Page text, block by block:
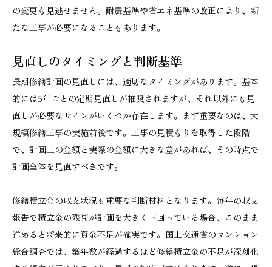
の変更も見逃せません。耐震基準や省エネ基準の改正により、新
たな工事が必要になることもあります。
見直しのタイミングと判断基準
長期修繕計画の見直しには、適切なタイミングがあります。基本
的には5年ごとの定期見直しが推奨されますが、それ以外にも見
直しが必要なサインがいくつか存在します。まず重要なのは、大
規模修繕工事の実施前後です。工事の見積もりを取得した段階
で、計画上の金額と実際の金額に大きな差があれば、その時点で
計画全体を見直すべきです。
修繕積立金の収支状況も重要な判断材料となります。毎年の収支
報告で積立金の残高が計画を大きく下回っている場合、このまま
進めると将来的に資金不足が確実です。国土交通省のマンション
総合調査では、築年数が経過するほど修繕積立金の不足が深刻化